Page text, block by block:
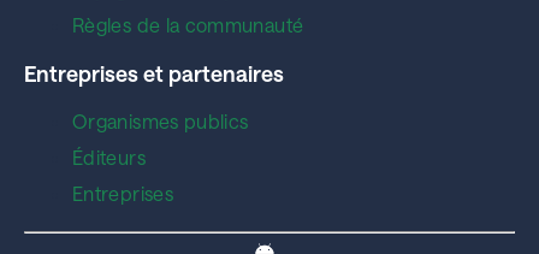
Règles de la communauté
Entreprises et partenaires
Organismes publics
Éditeurs
Entreprises